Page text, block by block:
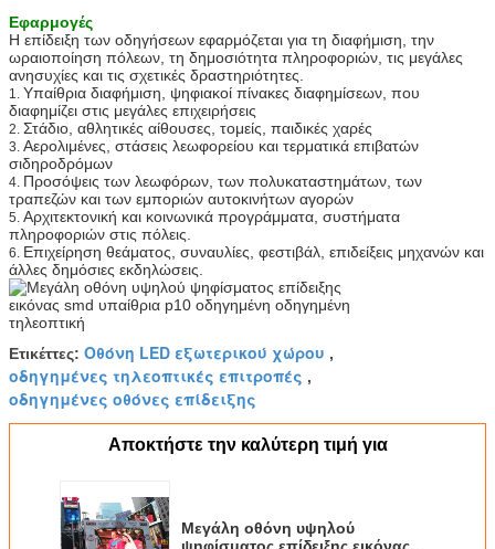
Εφαρμογές
Η επίδειξη των οδηγήσεων εφαρμόζεται για τη διαφήμιση, την
ωραιοποίηση πόλεων, τη δημοσιότητα πληροφοριών, τις μεγάλες
ανησυχίες και τις σχετικές δραστηριότητες.
1. Υπαίθρια διαφήμιση, ψηφιακοί πίνακες διαφημίσεων, που
διαφημίζει στις μεγάλες επιχειρήσεις
2. Στάδιο, αθλητικές αίθουσες, τομείς, παιδικές χαρές
3. Αερολιμένες, στάσεις λεωφορείου και τερματικά επιβατών
σιδηροδρόμων
4. Προσόψεις των λεωφόρων, των πολυκαταστημάτων, των
τραπεζών και των εμποριών αυτοκινήτων αγορών
5. Αρχιτεκτονική και κοινωνικά προγράμματα, συστήματα
πληροφοριών στις πόλεις.
6. Επιχείρηση θεάματος, συναυλίες, φεστιβάλ, επιδείξεις μηχανών και
άλλες δημόσιες εκδηλώσεις.
Ετικέττες: Οθόνη LED εξωτερικού χώρου ,
οδηγημένες τηλεοπτικές επιτροπές ,
οδηγημένες οθόνες επίδειξης
Αποκτήστε την καλύτερη τιμή για
Μεγάλη οθόνη υψηλού